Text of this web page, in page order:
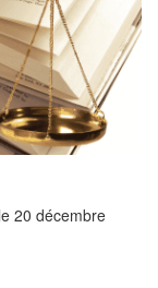
20 décembre